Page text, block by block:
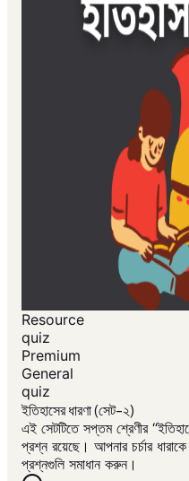
Resource
quiz
Premium
General
quiz
ইতিহাসের ধারণা (সেট-২)
এই সেটটিতে সপ্তম শ্রেণীর
প্রশ্ন রয়েছে। আপনার চর্চার
প্রশ্নগুলি সমাধান করুন।